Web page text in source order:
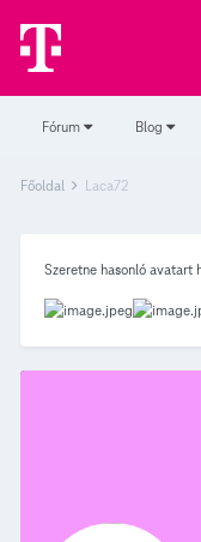
Fórum Blog
Főoldal Laca72
Szeretne hasonló avatart